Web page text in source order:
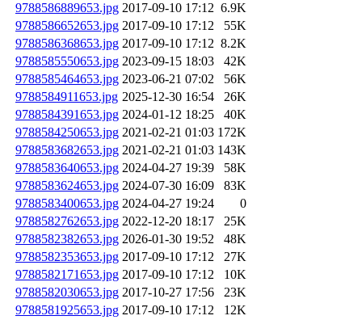
9788586889653.jpg 2017-09-10 17:12 6.9K
9788586652653.jpg 2017-09-10 17:12
55K
9788586368653.jpg 2017-09-10 17:12 8.2K
9788585550653.jpg 2023-09-15 18:03
42K
9788585464653.jpg 2023-06-21 07:02
56K
9788584911653.jpg 2025-12-30 16:54
26K
9788584391653.jpg 2024-01-12 18:25
40K
9788584250653.jpg 2021-02-21 01:03 172K
9788583682653.jpg 2021-02-21 01:03 143K
9788583640653.jpg 2024-04-27 19:39
58K
9788583624653.jpg 2024-07-30 16:09
83K
9788583400653.jpg 2024-04-27 19:24
0
9788582762653.jpg 2022-12-20 18:17
25K
9788582382653.jpg 2026-01-30 19:52
48K
9788582353653.jpg 2017-09-10 17:12
27K
9788582171653.jpg 2017-09-10 17:12
10K
9788582030653.jpg 2017-10-27 17:56
23K
9788581925653.jpg 2017-09-10 17:12
12K